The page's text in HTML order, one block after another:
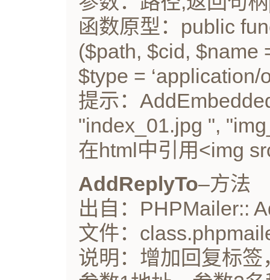
函数原型：public
($path, $cid, $name
$type = ‘application/
提示：
"index_01.jpg ",
在html中引用<img
AddReplyTo–方法
出自：PHPMailer::
文件：
说明：增加回复标